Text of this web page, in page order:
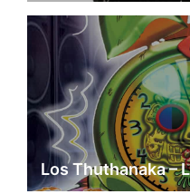
Los Thuthanaka –